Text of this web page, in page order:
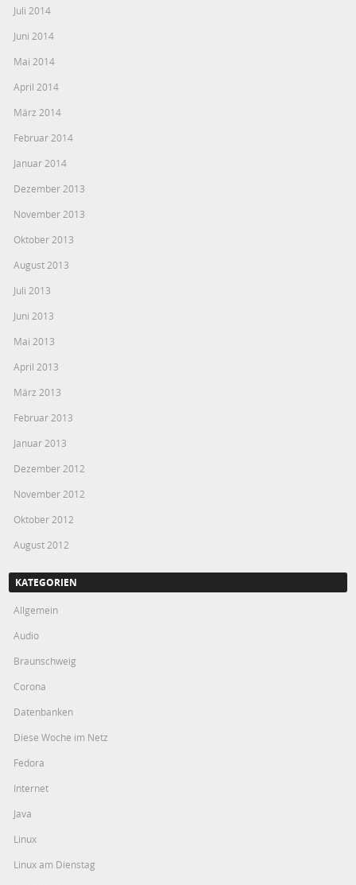
Juli 2014
Juni 2014
Mai 2014
April 2014
März 2014
Februar 2014
Januar 2014
Dezember 2013
November 2013
Oktober 2013
August 2013
Juli 2013
Juni 2013
Mai 2013
April 2013
März 2013
Februar 2013
Januar 2013
Dezember 2012
November 2012
Oktober 2012
August 2012
KATEGORIEN
Allgemein
Audio
Braunschweig
Corona
Datenbanken
Diese Woche im Netz
Fedora
Internet
Java
Linux
Linux am Dienstag